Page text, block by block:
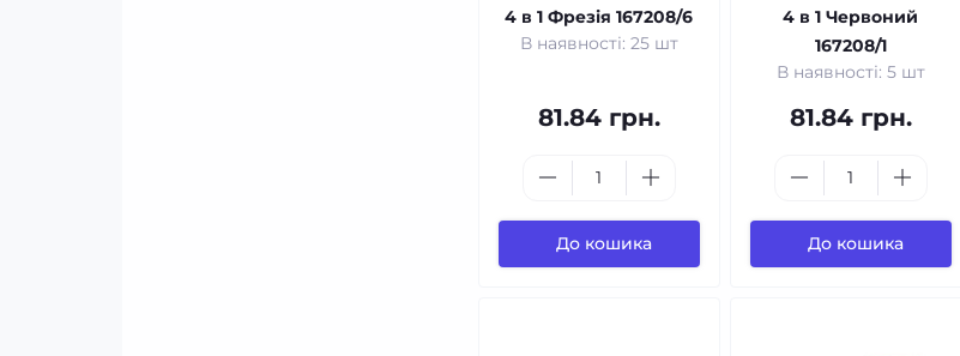
4 в 1 Фрезія 167208/6
В наявності: 25 шт
81.84 грн.
До кошика
4 в 1 Червоний
167208/1
В наявності: 5 шт
81.84 грн.
До кошика